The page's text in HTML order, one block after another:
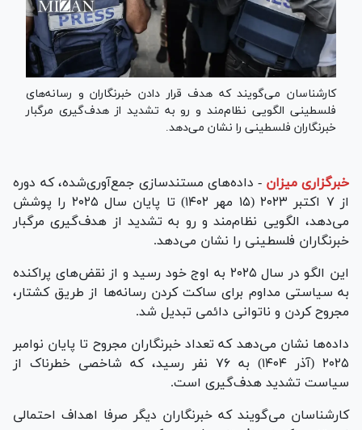
کارشناسان می‌گویند که هدف قرار دادن خبرنگاران و رسانه‌های
فلسطینی الگویی نظام‌مند و رو به تشدید از هدف‌گیری مرگبار
خبرنگاران فلسطینی را نشان می‌دهد.
خبرگزاری میزان - داده‌های مستندسازی جمع‌آوری‌شده، که دوره
از ۷ اکتبر ۲۰۲۳ (۱۵ مهر ۱۴۰۲) تا پایان سال ۲۰۲۵ را پوشش
می‌دهد، الگویی نظام‌مند و رو به تشدید از هدف‌گیری مرگبار
خبرنگاران فلسطینی را نشان می‌دهد.
این الگو در سال ۲۰۲۵ به اوج خود رسید و از نقض‌های پراکنده
به سیاستی مداوم برای ساکت کردن رسانه‌ها از طریق کشتار،
مجروح کردن و ناتوانی دائمی تبدیل شد.
داده‌ها نشان می‌دهد که تعداد خبرنگاران مجروح تا پایان نوامبر
۲۰۲۵ (آذر ۱۴۰۴) به ۷۶ نفر رسید، که شاخصی خطرناک از
سیاست تشدید هدف‌گیری است.
کارشناسان می‌گویند که خبرنگاران دیگر صرفا اهداف احتمالی